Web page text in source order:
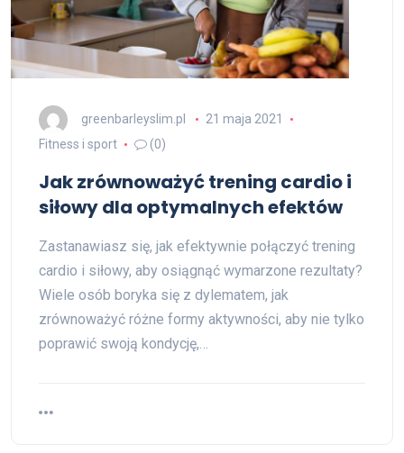
greenbarleyslim.pl
21 maja 2021
Fitness i sport
(0)
Jak zrównoważyć trening cardio i
siłowy dla optymalnych efektów
Zastanawiasz się, jak efektywnie połączyć trening
cardio i siłowy, aby osiągnąć wymarzone rezultaty?
Wiele osób boryka się z dylematem, jak
zrównoważyć różne formy aktywności, aby nie tylko
poprawić swoją kondycję,…